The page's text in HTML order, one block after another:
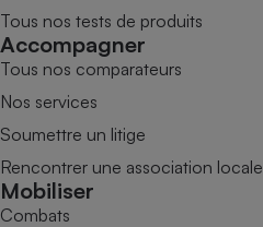
Tous nos tests de produits
Accompagner
Tous nos comparateurs
Nos services
Soumettre un litige
Rencontrer une association locale
Mobiliser
Combats